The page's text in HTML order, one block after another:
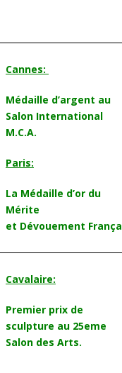
Cannes:
Médaille d’argent au
Salon International
M.C.A.
Paris:
La Médaille d’or du
Mérite
et Dévouement
Cavalaire:
Premier prix de
sculpture au 25eme
Salon des Arts.